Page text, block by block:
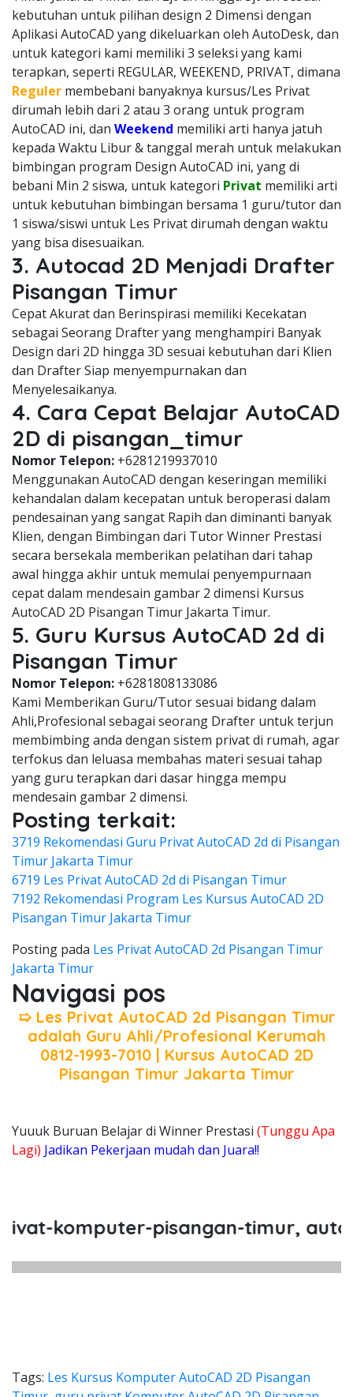
kebutuhan untuk pilihan design 2 Dimensi dengan
Aplikasi AutoCAD yang dikeluarkan oleh AutoDesk, dan
untuk kategori kami memiliki 3 seleksi yang kami
terapkan, seperti REGULAR, WEEKEND, PRIVAT, dimana
Reguler membebani banyaknya kursus/Les Privat
dirumah lebih dari 2 atau 3 orang untuk program
AutoCAD ini, dan Weekend memiliki arti hanya jatuh
kepada Waktu Libur & tanggal merah untuk melakukan
bimbingan program Design AutoCAD ini, yang di
bebani Min 2 siswa, untuk kategori Privat memiliki arti
untuk kebutuhan bimbingan bersama 1 guru/tutor dan
1 siswa/siswi untuk Les Privat dirumah dengan waktu
yang bisa disesuaikan.
3. Autocad 2D Menjadi Drafter
Pisangan Timur
Cepat Akurat dan Berinspirasi memiliki Kecekatan
sebagai Seorang Drafter yang menghampiri Banyak
Design dari 2D hingga 3D sesuai kebutuhan dari Klien
dan Drafter Siap menyempurnakan dan
Menyelesaikanya.
4. Cara Cepat Belajar AutoCAD
2D di pisangan_timur
Nomor Telepon: +6281219937010
Menggunakan AutoCAD dengan keseringan memiliki
kehandalan dalam kecepatan untuk beroperasi dalam
pendesainan yang sangat Rapih dan diminanti banyak
Klien, dengan Bimbingan dari Tutor Winner Prestasi
secara bersekala memberikan pelatihan dari tahap
awal hingga akhir untuk memulai penyempurnaan
cepat dalam mendesain gambar 2 dimensi Kursus
AutoCAD 2D Pisangan Timur Jakarta Timur.
5. Guru Kursus AutoCAD 2d di
Pisangan Timur
Nomor Telepon: +6281808133086
Kami Memberikan Guru/Tutor sesuai bidang dalam
Ahli,Profesional sebagai seorang Drafter untuk terjun
membimbing anda dengan sistem privat di rumah, agar
terfokus dan leluasa membahas materi sesuai tahap
yang guru terapkan dari dasar hingga mempu
mendesain gambar 2 dimensi.
Posting terkait:
3719 Rekomendasi Guru Privat AutoCAD 2d di Pisangan
Timur Jakarta Timur
6719 Les Privat AutoCAD 2d di Pisangan Timur
7192 Rekomendasi Program Les Kursus AutoCAD 2D
Pisangan Timur Jakarta Timur
Posting pada Les Privat AutoCAD 2d Pisangan Timur
Jakarta Timur
Navigasi pos
➯ Les Privat AutoCAD 2d Pisangan Timur
adalah Guru Ahli/Profesional Kerumah
0812-1993-7010 | Kursus AutoCAD 2D
Pisangan Timur Jakarta Timur
Yuuuk Buruan Belajar di Winner Prestasi (Tunggu Apa
Lagi) Jadikan Pekerjaan mudah dan Juara!!
komputer-pisangan-timur,
Tags: Les Kursus Komputer AutoCAD 2D Pisangan